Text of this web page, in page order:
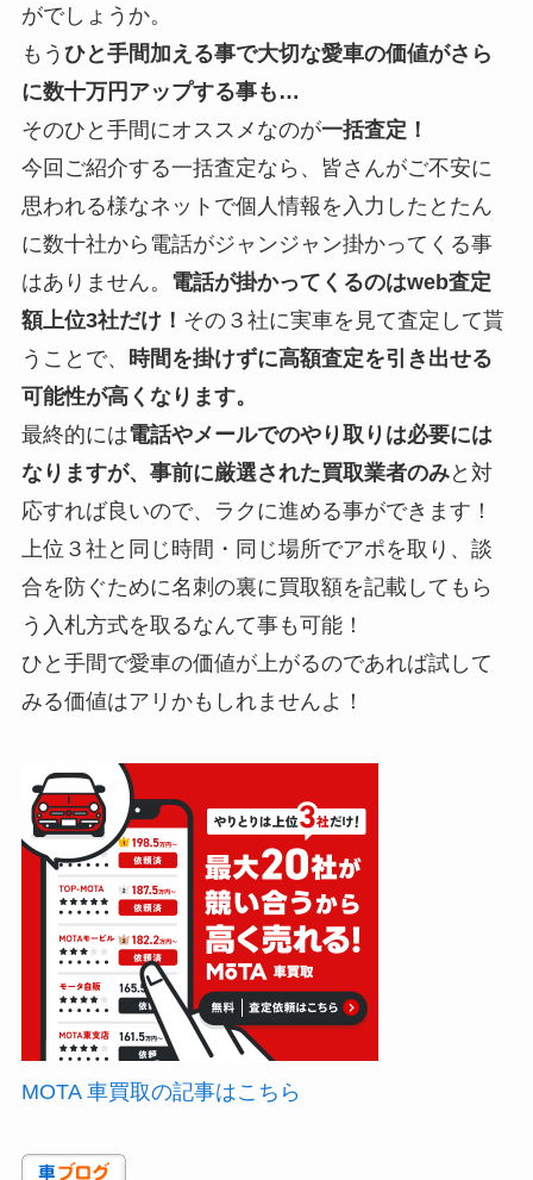
がでしょうか。
もう ひと手間加える事で大切な愛車の価値がさら
に数十万円アップする事も…
そのひと手間にオススメなのが一括査定！
今回ご紹介する一括査定なら、皆さんがご不安に
思われる様なネットで個人情報を入力したとたん
に数十社から電話がジャンジャン掛かってくる事
はありません。 電話が掛かってくるのはweb査定
額上位3社だけ！ その３社に実車を見て査定して貰
うことで、 時間を掛けずに高額査定を引き出せる
可能性が高くなります。
最終的には電話やメールでのやり取りは必要には
なりますが、事前に厳選された買取業者のみと対
応すれば良いので、ラクに進める事ができます！
上位３社と同じ時間・同じ場所でアポを取り、談
合を防ぐために名刺の裏に買取額を記載してもら
う入札方式を取るなんて事も可能！
ひと手間で愛車の価値が上がるのであれば試して
みる価値はアリかもしれませんよ！
MOTA 車買取の記事はこちら